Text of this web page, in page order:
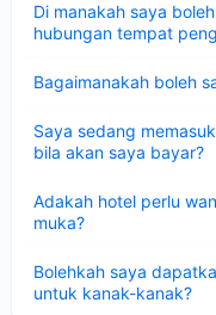
Di manakah saya
hubungan tempat
Bagaimanakah boleh
Saya sedang
bila akan saya bayar?
Adakah hotel perlu
muka?
Bolehkah saya
untuk kanak-kanak?